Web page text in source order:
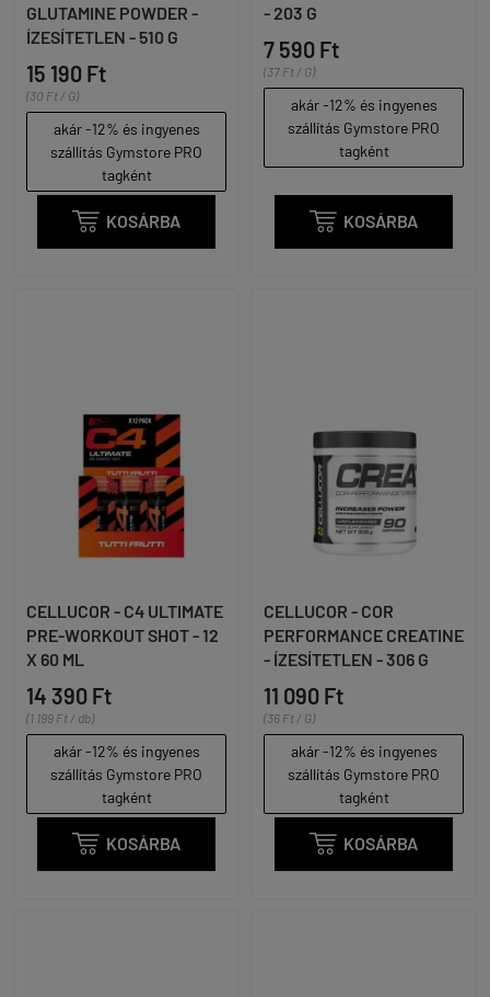
GLUTAMINE POWDER -
ÍZESÍTETLEN - 510 G
15 190 Ft
(30 Ft / G)
akár -12% és ingyenes
szállítás Gymstore PRO
tagként
 KOSÁRBA
- 203 G
7 590 Ft
(37 Ft / G)
akár -12% és ingyenes
szállítás Gymstore PRO
tagként
 KOSÁRBA
CELLUCOR - C4 ULTIMATE
PRE-WORKOUT SHOT - 12
X 60 ML
14 390 Ft
(1 199 Ft / db)
akár -12% és ingyenes
szállítás Gymstore PRO
tagként
 KOSÁRBA
CELLUCOR - COR
PERFORMANCE CREATINE
- ÍZESÍTETLEN - 306 G
11 090 Ft
(36 Ft / G)
akár -12% és ingyenes
szállítás Gymstore PRO
tagként
 KOSÁRBA